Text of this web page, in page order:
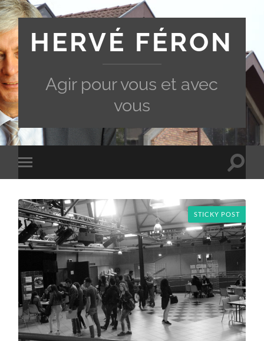
HERVÉ FÉRON
Agir pour vous et avec
vous
Toggle
mobile
Toggle
STICKY POST